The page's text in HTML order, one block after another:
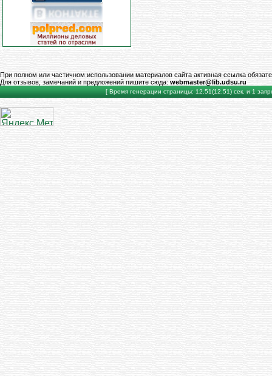
При полном или частичном использовании материалов сайта активная ссылка
Для отзывов, замечаний и предложений пишите сюда: webmaster@lib.udsu.ru
[ Время генерации страницы: 12.51(12.51) сек. и 1